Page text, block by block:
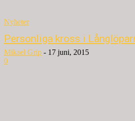
Nyheter
Personliga kross i
Mikael Grip - 17 juni, 2015
0